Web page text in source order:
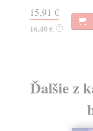
15,91 €
16,40 € ?
Ďalšie z